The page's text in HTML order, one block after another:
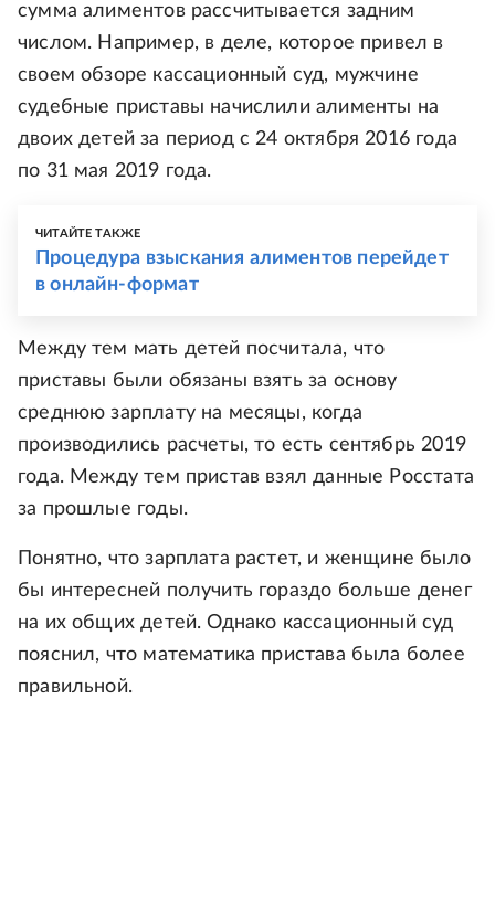
сумма алиментов рассчитывается задним
числом. Например, в деле, которое привел в
своем обзоре кассационный суд, мужчине
судебные приставы начислили алименты на
двоих детей за период с 24 октября 2016 года
по 31 мая 2019 года.
ЧИТАЙТЕ ТАКЖЕ
Процедура взыскания алиментов перейдет
в онлайн-формат
Между тем мать детей посчитала, что
приставы были обязаны взять за основу
среднюю зарплату на месяцы, когда
производились расчеты, то есть сентябрь 2019
года. Между тем пристав взял данные Росстата
за прошлые годы.
Понятно, что зарплата растет, и женщине было
бы интересней получить гораздо больше денег
на их общих детей. Однако кассационный суд
пояснил, что математика пристава была более
правильной.